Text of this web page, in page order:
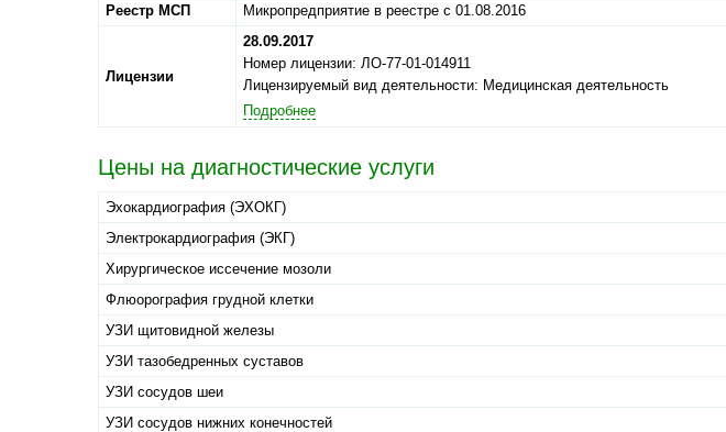
Реестр МСП
Микропредприятие в реестре с 01.08.2016
Лицензии
28.09.2017
Номер лицензии: ЛО-77-01-014911
Лицензируемый вид деятельности: Медицинская деятельность
Подробнее
Цены на диагностические услуги
Эхокардиография (ЭХОКГ)
Электрокардиография (ЭКГ)
Хирургическое иссечение мозоли
Флюорография грудной клетки
УЗИ щитовидной железы
УЗИ тазобедренных суставов
УЗИ сосудов шеи
УЗИ сосудов нижних конечностей